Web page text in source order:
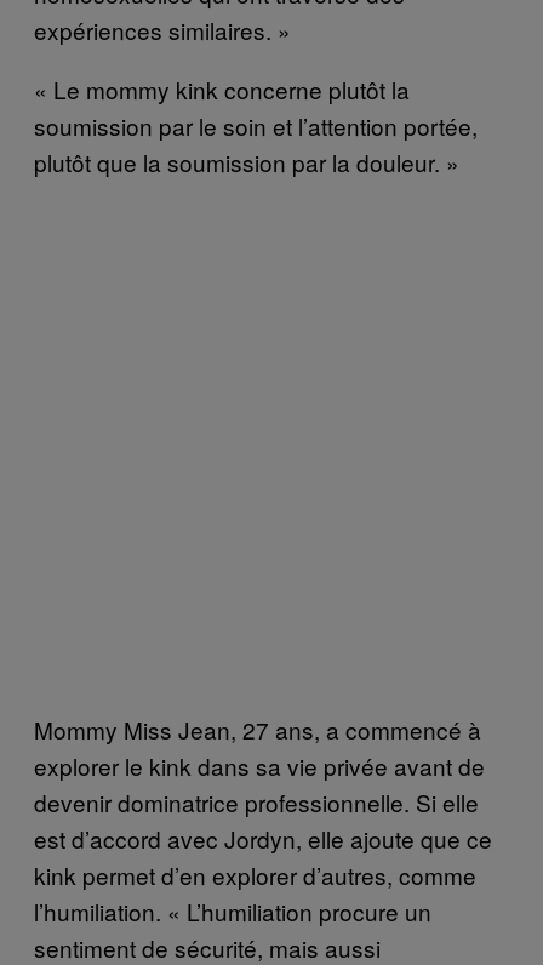
expériences similaires. »
« Le mommy kink concerne plutôt la
soumission par le soin et l’attention portée,
plutôt que la soumission par la douleur. »
Mommy Miss Jean, 27 ans, a commencé à
explorer le kink dans sa vie privée avant de
devenir dominatrice professionnelle. Si elle
est d’accord avec Jordyn, elle ajoute que ce
kink permet d’en explorer d’autres, comme
l’humiliation. « L’humiliation procure un
sentiment de sécurité, mais aussi